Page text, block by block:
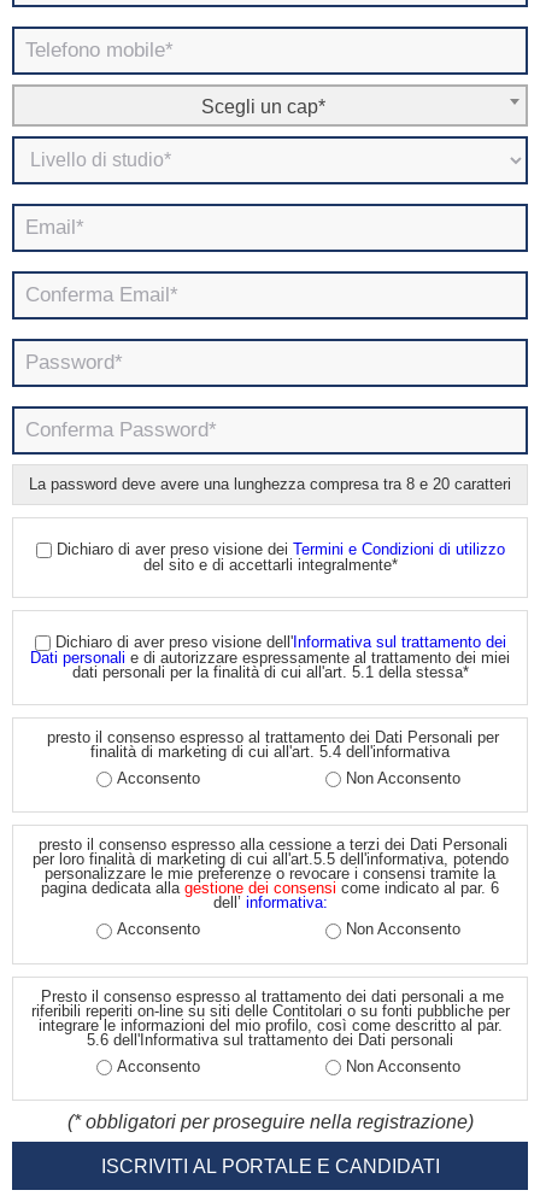
Scegli un cap*
La password deve avere una lunghezza compresa tra 8 e 20 caratteri
Dichiaro di aver preso visione dei Termini e Condizioni di utilizzo
del sito e di accettarli integralmente*
Dichiaro di aver preso visione dell'Informativa sul trattamento dei
Dati personali e di autorizzare espressamente al trattamento dei miei
dati personali per la finalità di cui all'art. 5.1 della stessa*
presto il consenso espresso al trattamento dei Dati Personali per
finalità di marketing di cui all'art. 5.4 dell'informativa
Acconsento
Non Acconsento
presto il consenso espresso alla cessione a terzi dei Dati Personali
per loro finalità di marketing di cui all'art.5.5 dell'informativa, potendo
personalizzare le mie preferenze o revocare i consensi tramite la
pagina dedicata alla gestione dei consensi come indicato al par. 6
dell’ informativa:
Acconsento
Non Acconsento
Presto il consenso espresso al trattamento dei dati personali a me
riferibili reperiti on-line su siti delle Contitolari o su fonti pubbliche per
integrare le informazioni del mio profilo, così come descritto al par.
5.6 dell'Informativa sul trattamento dei Dati personali
Acconsento
Non Acconsento
(* obbligatori per proseguire nella registrazione)
ISCRIVITI AL PORTALE E CANDIDATI